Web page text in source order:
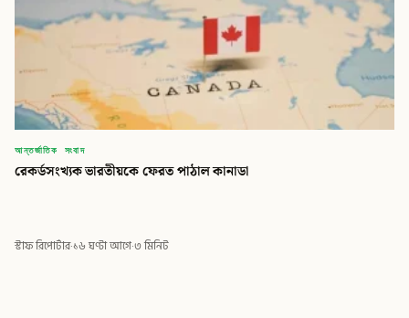
আন্তর্জাতিক সংবাদ
রেকর্ডসংখ্যক ভারতীয়কে ফেরত পাঠাল কানাডা
স্টাফ রিপোর্টার·১৬ ঘণ্টা আগে·৩ মিনিট